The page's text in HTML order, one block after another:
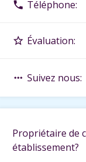
phone Téléphone:
star_border Évaluation:
more_horiz Suivez nous:
Propriétaire de
établissement?